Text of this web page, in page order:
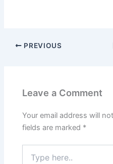
PREVIOUS
Leave a Comment
Your email address will
fields are marked *
here..